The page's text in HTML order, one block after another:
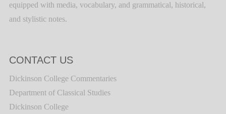
equipped with media, vocabulary, and grammatical, historical,
and stylistic notes.
CONTACT US
Dickinson College Commentaries
Department of Classical Studies
Dickinson College